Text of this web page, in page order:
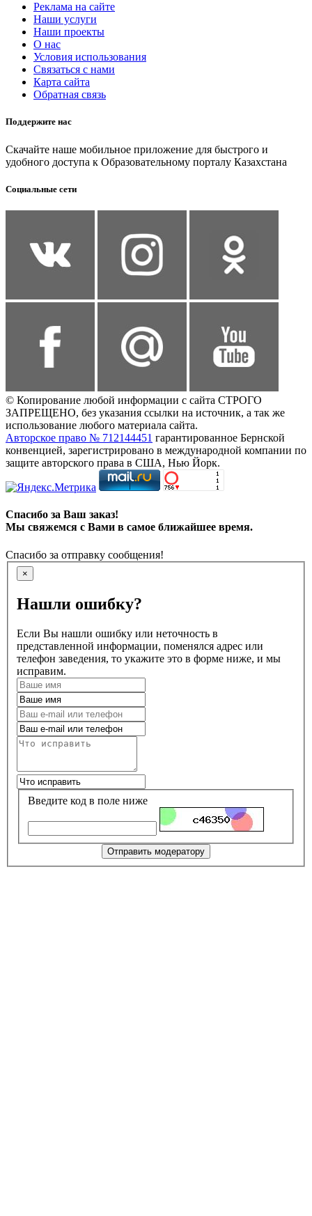
Реклама на сайте
Наши услуги
Наши проекты
О нас
Условия использования
Связаться с нами
Карта сайта
Обратная связь
Поддержите нас
Скачайте наше мобильное приложение для быстрого и
удобного доступа к Образовательному порталу Казахстана
Социальные сети
© Копирование любой информации с сайта СТРОГО
ЗАПРЕЩЕНО, без указания ссылки на источник, а так же
использование любого материала сайта.
Авторское право № 712144451 гарантированное Бернской
конвенцией, зарегистрировано в международной компании по
защите авторского права в США, Нью Йорк.
Спасибо за Ваш заказ!
Мы свяжемся с Вами в самое ближайшее время.
Спасибо за отправку сообщения!
×
Нашли ошибку?
Если Вы нашли ошибку или неточность в
представленной информации, поменялся адрес или
телефон заведения, то укажите это в форме ниже, и мы
исправим.
Введите код в поле ниже
Отправить модератору